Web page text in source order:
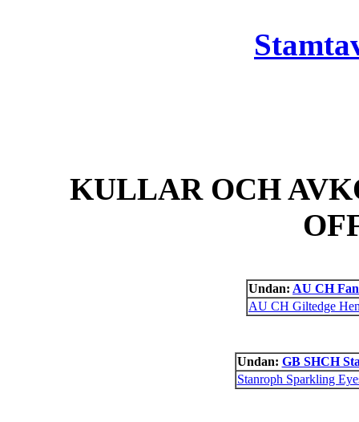
KULLAR OCH
Undan: AU CH
AU CH Giltedge
Undan: GB SHCH
Stanroph Sparkling